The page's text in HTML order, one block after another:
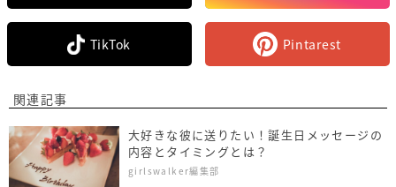
TikTok Pintarest
関連記事
大好きな彼に送りたい！誕生日メッセージの
内容とタイミングとは？
girlswalker編集部